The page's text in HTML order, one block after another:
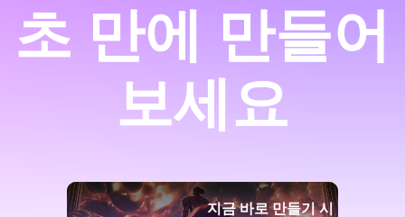
초 만에 만들어
보세요
지금 바로 만들기 시